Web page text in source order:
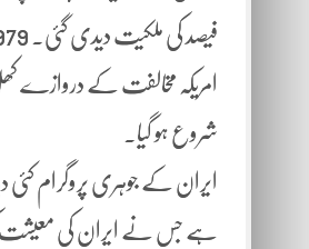
امریکہ مخالفت کے دروازے
شروع ہو گیا۔
ایران کے جوہری پروگرام کئی
ہے جس نے ایران کی معیشت کو